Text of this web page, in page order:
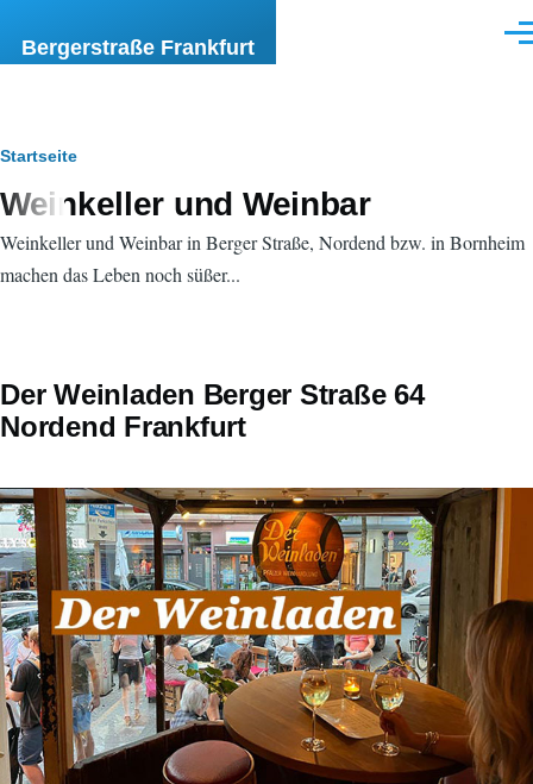
Bergerstraße Frankfurt
Pfadnavigation
Startseite
Weinkeller und Weinbar
Weinkeller und Weinbar in Berger Straße, Nordend bzw. in Bornheim
machen das Leben noch süßer...
Der Weinladen Berger Straße 64
Nordend Frankfurt